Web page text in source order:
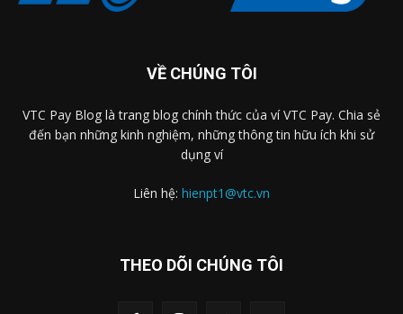
VỀ CHÚNG TÔI
VTC Pay Blog là trang blog chính thức của ví VTC Pay. Chia sẻ
đến bạn những kinh nghiệm, những thông tin hữu ích khi sử
dụng ví
Liên hệ: hienpt1@vtc.vn
THEO DÕI CHÚNG TÔI